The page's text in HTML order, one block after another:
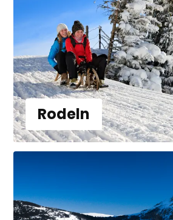
Rodeln